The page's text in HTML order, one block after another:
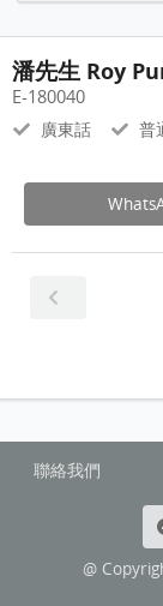
潘先生 Roy
E-180040
廣東話 普
聯絡我們
@